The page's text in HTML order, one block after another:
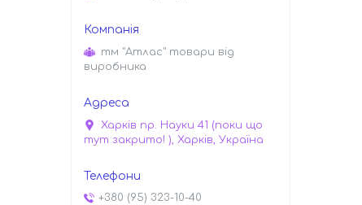
тм "Атлас" товари від
виробника
Харків пр. Науки 41 (поки що
тут закрито! ), Харків, Україна
+380 (95) 323-10-40